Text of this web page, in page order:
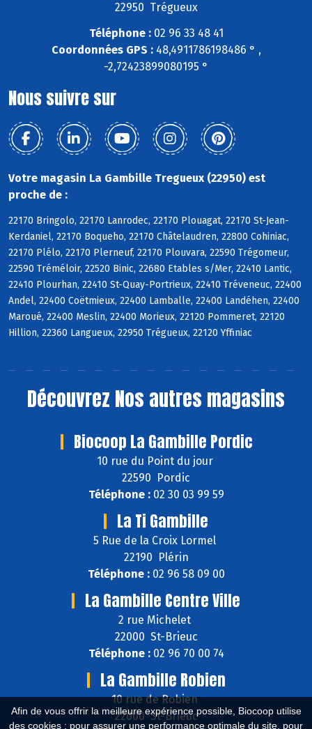
Afin de vous offrir la meilleure expérience possible, Biocoop utilise
des cookies : pour assurer une performance optimale du site, pour
22950 Trégueux
Téléphone :02 96 33 48 41
Coordonnées GPS :48,4911786198486 ° ,
-2,72423899080195 °
Nous suivre sur
Votre magasin La Gambille Tregueux (22950) est
proche de :
22170 Bringolo, 22170 Lanrodec, 22170 Plouagat, 22170 St-Jean-
Kerdaniel, 22170 Boqueho, 22170 Châtelaudren, 22800 Cohiniac,
22170 Plélo, 22170 Plerneuf, 22170 Plouvara, 22590 Trégomeur,
22590 Tréméloir, 22520 Binic, 22680 Etables s/Mer, 22410 Lantic,
22410 Plourhan, 22410 St-Quay-Portrieux, 22410 Tréveneuc, 22400
Andel, 22400 Coëtmieux, 22400 Lamballe, 22400 Landéhen, 22400
Maroué, 22400 Meslin, 22400 Morieux, 22120 Pommeret, 22120
Hillion, 22360 Langueux, 22950 Trégueux, 22120 Yffiniac
Découvrez Nos autres magasins
Biocoop La Gambille Pordic
10 rue du Point du jour
22590 Pordic
Téléphone :02 30 03 99 59
La Ti Gambille
5 Rue de la Croix Lormel
22190 Plérin
Téléphone :02 96 58 09 00
La Gambille Centre Ville
2 rue Michelet
22000 St-Brieuc
Téléphone :02 96 70 00 74
La Gambille Robien
10 rue de Robien
22000 St-Brieuc